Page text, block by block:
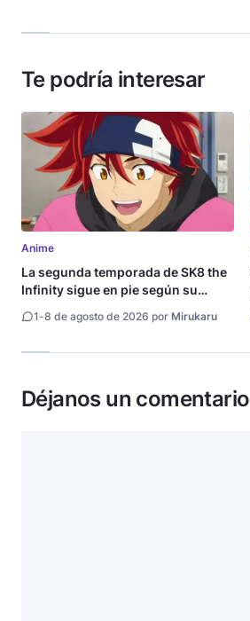
Te podría interesar
Anime
La segunda temporada de SK8 the
Infinity sigue en pie según su
1-8 de agosto de 2026 por Mirukaru
Déjanos un comentario